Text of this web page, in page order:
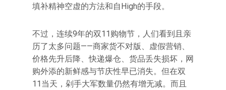
填补精神空虚的方法和自High的手段。
不过，连续9年的双11购物节，人们看到且亲
历了太多问题——商家货不对版、虚假营销、
价格先升后降、快递爆仓、货品丢失损坏，网
购外添的新鲜感与节庆性早已消失。但在双
11当天，剁手大军数量仍然有增无减。而且